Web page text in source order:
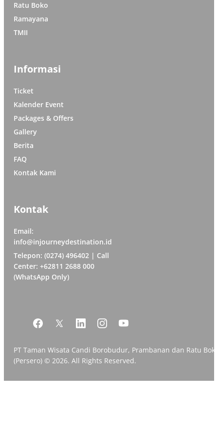
Ratu Boko
Ramayana
TMII
Informasi
Ticket
Kalender Event
Packages & Offers
Gallery
Berita
FAQ
Kontak Kami
Kontak
Email:
info@injourneydestination.id
Telepon: (0274) 496402 | Call
Center: +62811 2688 000
(WhatsApp Only)
PT Taman Wisata Candi Borobudur, Prambanan dan Ratu
(Persero) © 2026. All Rights Reserved.